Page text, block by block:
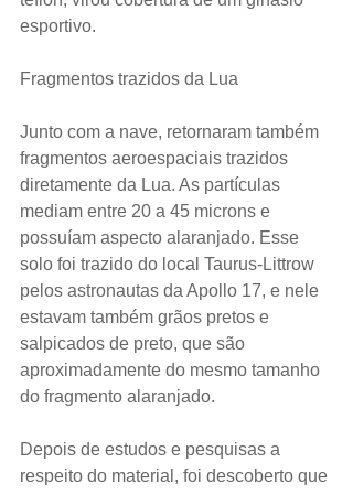
esportivo.
Fragmentos trazidos da Lua
Junto com a nave, retornaram também
fragmentos aeroespaciais trazidos
diretamente da Lua. As partículas
mediam entre 20 a 45 microns e
possuíam aspecto alaranjado. Esse
solo foi trazido do local Taurus-Littrow
pelos astronautas da Apollo 17, e nele
estavam também grãos pretos e
salpicados de preto, que são
aproximadamente do mesmo tamanho
do fragmento alaranjado.
Depois de estudos e pesquisas a
respeito do material, foi descoberto que